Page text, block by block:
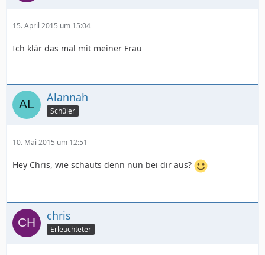
15. April 2015 um 15:04
Ich klär das mal mit meiner Frau
Alannah
Schüler
10. Mai 2015 um 12:51
Hey Chris, wie schauts denn nun bei dir aus?
chris
Erleuchteter